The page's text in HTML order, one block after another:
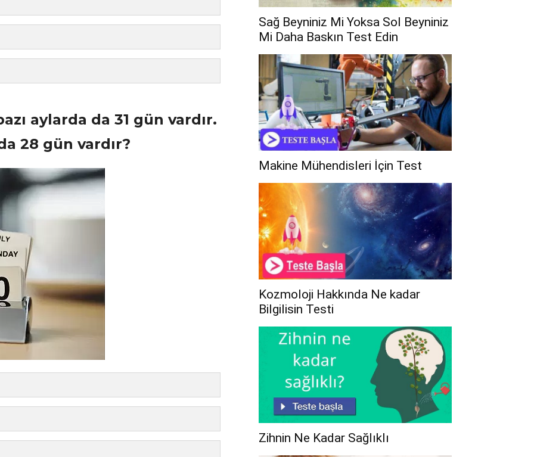
aylarda da 31 gün vardır.
28 gün vardır?
Sağ Beyniniz Mi Yoksa Sol Beyniniz
Mi Daha Baskın Test Edin
Makine Mühendisleri İçin Test
Kozmoloji Hakkında Ne kadar
Bilgilisin Testi
Zihnin Ne Kadar Sağlıklı